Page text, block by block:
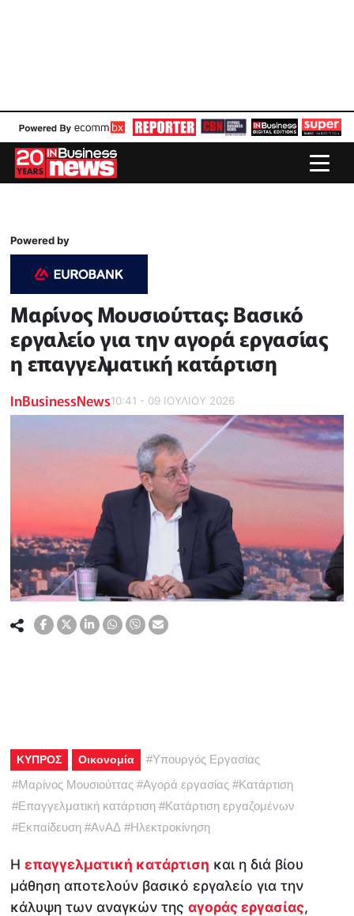
Powered by
Μαρίνος Μουσιούττας: Βασικό
εργαλείο για την αγορά εργασίας
η επαγγελματική κατάρτιση
InBusinessNews10:41 - 09 ΙΟΥΛΙΟΥ 2026
ΚΥΠΡΟΣ Οικονομία #Υπουργός Εργασίας
#Μαρίνος Μουσιούττας #Αγορά εργασίας #Κατάρτιση
#Επαγγελματική κατάρτιση #Κατάρτιση εργαζομένων
#Εκπαίδευση #ΑνΑΔ #Ηλεκτροκίνηση
Ηεπαγγελματική κατάρτιση και η διά βίου
μάθηση αποτελούν βασικό εργαλείο για την
κάλυψη των αναγκών τηςαγοράς εργασίας,